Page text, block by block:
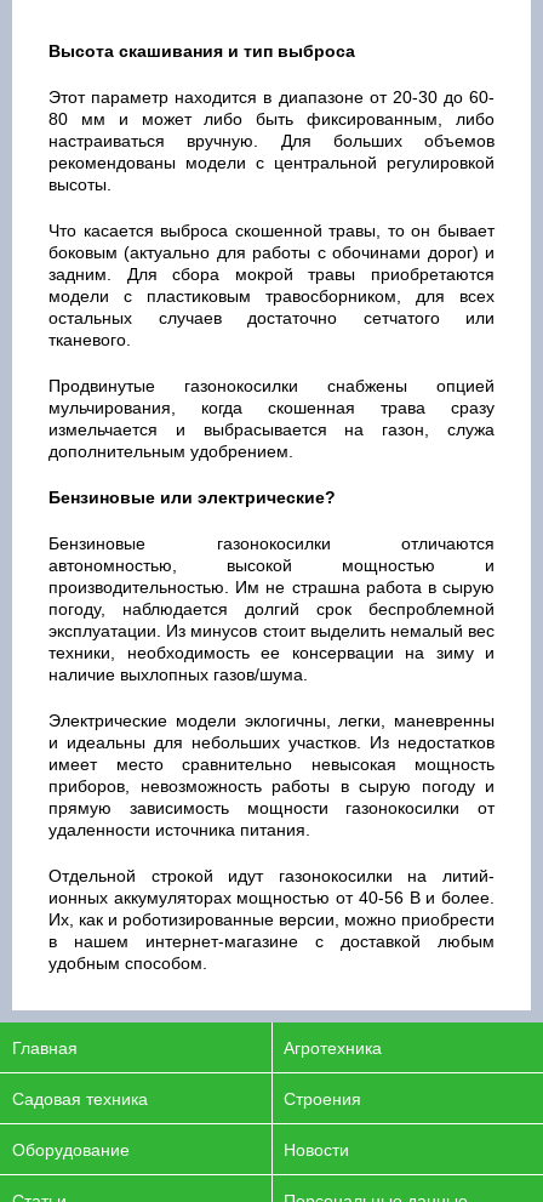
Высота скашивания и тип выброса
Этот параметр находится в диапазоне от 20-30 до 60-
80 мм и может либо быть фиксированным, либо
настраиваться вручную. Для больших объемов
рекомендованы модели с центральной регулировкой
высоты.
Что касается выброса скошенной травы, то он бывает
боковым (актуально для работы с обочинами дорог) и
задним. Для сбора мокрой травы приобретаются
модели с пластиковым травосборником, для всех
остальных случаев достаточно сетчатого или
тканевого.
Продвинутые газонокосилки снабжены опцией
мульчирования, когда скошенная трава сразу
измельчается и выбрасывается на газон, служа
дополнительным удобрением.
Бензиновые или электрические?
Бензиновые газонокосилки отличаются
автономностью, высокой мощностью и
производительностью. Им не страшна работа в сырую
погоду, наблюдается долгий срок беспроблемной
эксплуатации. Из минусов стоит выделить немалый вес
техники, необходимость ее консервации на зиму и
наличие выхлопных газов/шума.
Электрические модели эклогичны, легки, маневренны
и идеальны для небольших участков. Из недостатков
имеет место сравнительно невысокая мощность
приборов, невозможность работы в сырую погоду и
прямую зависимость мощности газонокосилки от
удаленности источника питания.
Отдельной строкой идут газонокосилки на литий-
ионных аккумуляторах мощностью от 40-56 В и более.
Их, как и роботизированные версии, можно приобрести
в нашем интернет-магазине с доставкой любым
удобным способом.
Главная Агротехника
Садовая техника Строения
Оборудование Новости